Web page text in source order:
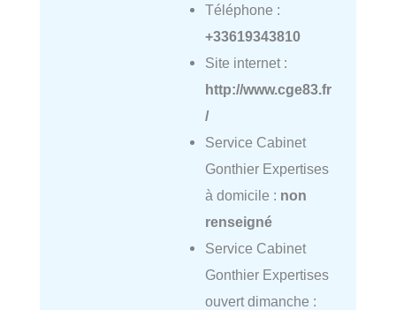
Téléphone :
+33619343810
Site internet :
http://www.cge83.fr
/
Service Cabinet
Gonthier Expertises
à domicile : non
renseigné
Service Cabinet
Gonthier Expertises
ouvert dimanche :